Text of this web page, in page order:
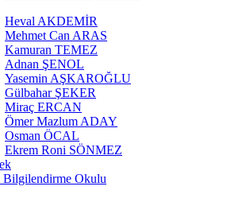
Heval AKDEMİR
Mehmet Can ARAS
Kamuran TEMEZ
Adnan ŞENOL
Yasemin AŞKAROĞLU
Gülbahar ŞEKER
Miraç ERCAN
Ömer Mazlum ADAY
Osman ÖCAL
Ekrem Roni SÖNMEZ
Bilgilendirme Okulu